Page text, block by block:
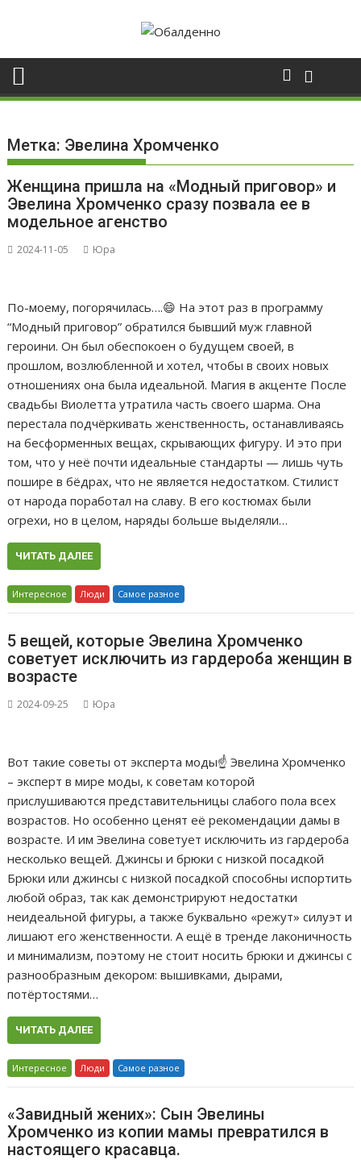
Метка: Эвелина Хромченко
Женщина пришла на «Модный приговор» и
Эвелина Хромченко сразу позвала ее в
модельное агенство
2024-11-05 Юра
По-моему, погорячилась….😄 На этот раз в программу
“Модный приговор” обратился бывший муж главной
героини. Он был обеспокоен о будущем своей, в
прошлом, возлюбленной и хотел, чтобы в своих новых
отношениях она была идеальной. Магия в акценте После
свадьбы Виолетта утратила часть своего шарма. Она
перестала подчёркивать женственность, останавливаясь
на бесформенных вещах, скрывающих фигуру. И это при
том, что у неё почти идеальные стандарты — лишь чуть
пошире в бёдрах, что не является недостатком. Стилист
от народа поработал на славу. В его костюмах были
огрехи, но в целом, наряды больше выделяли…
ЧИТАТЬ ДАЛЕЕ
Интересное Люди Самое разное
5 вещей, которые Эвелина Хромченко
советует исключить из гардероба женщин в
возрасте
2024-09-25 Юра
Вот такие советы от эксперта моды☝ Эвелина Хромченко
– эксперт в мире моды, к советам которой
прислушиваются представительницы слабого пола всех
возрастов. Но особенно ценят её рекомендации дамы в
возрасте. И им Эвелина советует исключить из гардероба
несколько вещей. Джинсы и брюки с низкой посадкой
Брюки или джинсы с низкой посадкой способны испортить
любой образ, так как демонстрируют недостатки
неидеальной фигуры, а также буквально «режут» силуэт и
лишают его женственности. А ещё в тренде лаконичность
и минимализм, поэтому не стоит носить брюки и джинсы с
разнообразным декором: вышивками, дырами,
потёртостями…
ЧИТАТЬ ДАЛЕЕ
Интересное Люди Самое разное
«Завидный жених»: Сын Эвелины
Хромченко из копии мамы превратился в
настоящего красавца.